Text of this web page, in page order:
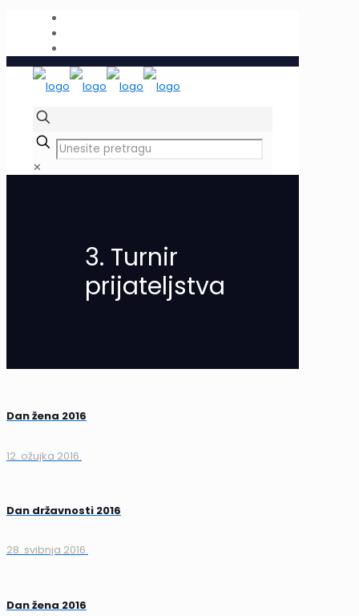
✕
3. Turnir
prijateljstva
Dan žena 2016
12. ožujka 2016.
Dan državnosti 2016
28. svibnja 2016.
Dan žena 2016